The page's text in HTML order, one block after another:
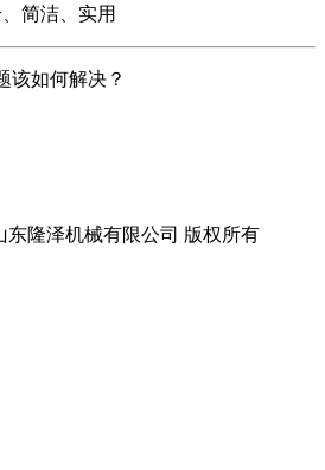
简洁、实用
该如何解决？
东隆泽机械有限公司 版权所有